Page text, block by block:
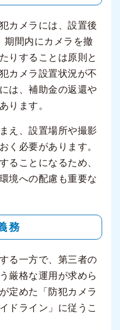
カメラには、設置後
期間内にカメラを撤
りすることは原則と
カメラ設置状況が不
は、補助金の返還や
ります。
え、設置場所や撮影
く必要があります。
ることになるため、
境への配慮も重要な
務
る一方で、第三者の
厳格な運用が求めら
定めた「防犯カメラ
ドライン」に従うこ